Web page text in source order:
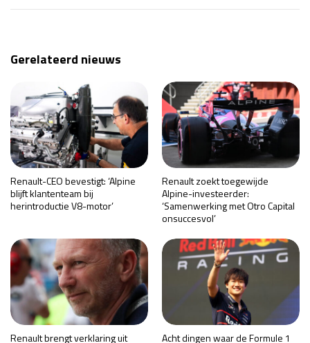
Gerelateerd nieuws
Renault-CEO bevestigt: ‘Alpine
blijft klantenteam bij
herintroductie V8-motor’
Renault zoekt toegewijde
Alpine-investeerder:
‘Samenwerking met Otro Capital
onsuccesvol’
Renault brengt verklaring uit
Acht dingen waar de Formule 1